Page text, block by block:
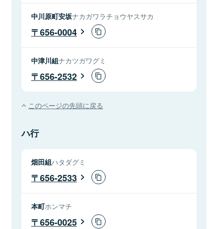
中川原町安坂ナカガワラチョウヤスサカ
656-0004
中津川組ナカツガワグミ
656-2532
このページの先頭に戻る
ハ行
畑田組ハタダグミ
656-2533
本町ホンマチ
656-0025